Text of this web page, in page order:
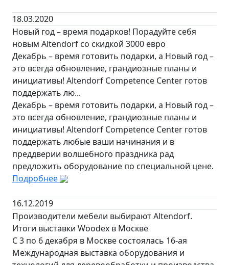
18.03.2020
Новый год – время подарков! Порадуйте себя
новым Altendorf со скидкой 3000 евро
Декабрь – время готовить подарки, а Новый год –
это всегда обновление, грандиозные планы и
инициативы! Altendorf Competence Center готов
поддержать лю...
Декабрь – время готовить подарки, а Новый год –
это всегда обновление, грандиозные планы и
инициативы! Altendorf Competence Center готов
поддержать любые ваши начинания и в
преддверии волшебного праздника рад
предложить оборудование по специальной цене.
Подробнее
16.12.2019
Производители мебели выбирают Altendorf.
Итоги выставки Woodex в Москве
С 3 по 6 декабря в Москве состоялась 16-ая
Международная выставка оборудования и